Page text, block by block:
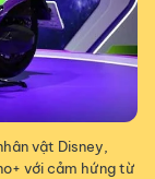
vật Disney,
với cảm hứng từ